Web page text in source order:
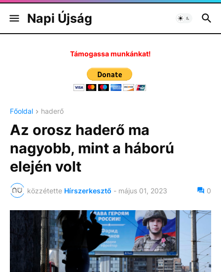
Napi Újság
Támogassa munkánkat!
Főoldal haderő
Az orosz haderő ma
nagyobb, mint a háború
elején volt
közzétette Hírszerkesztő - május 01, 2023 0